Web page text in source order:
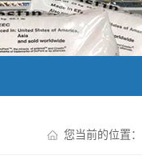
您当前的位置：